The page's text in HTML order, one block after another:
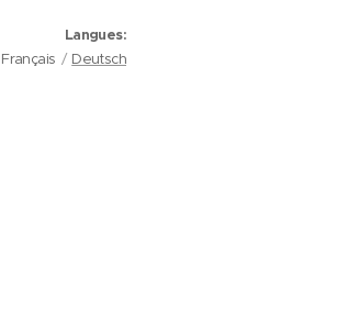
Langues
Français Deutsch